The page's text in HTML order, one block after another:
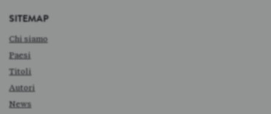
SITEMAP
Chi siamo
Paesi
Titoli
Autori
News